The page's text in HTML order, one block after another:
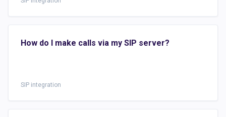
How do I make calls via my SIP server?
SIP integration